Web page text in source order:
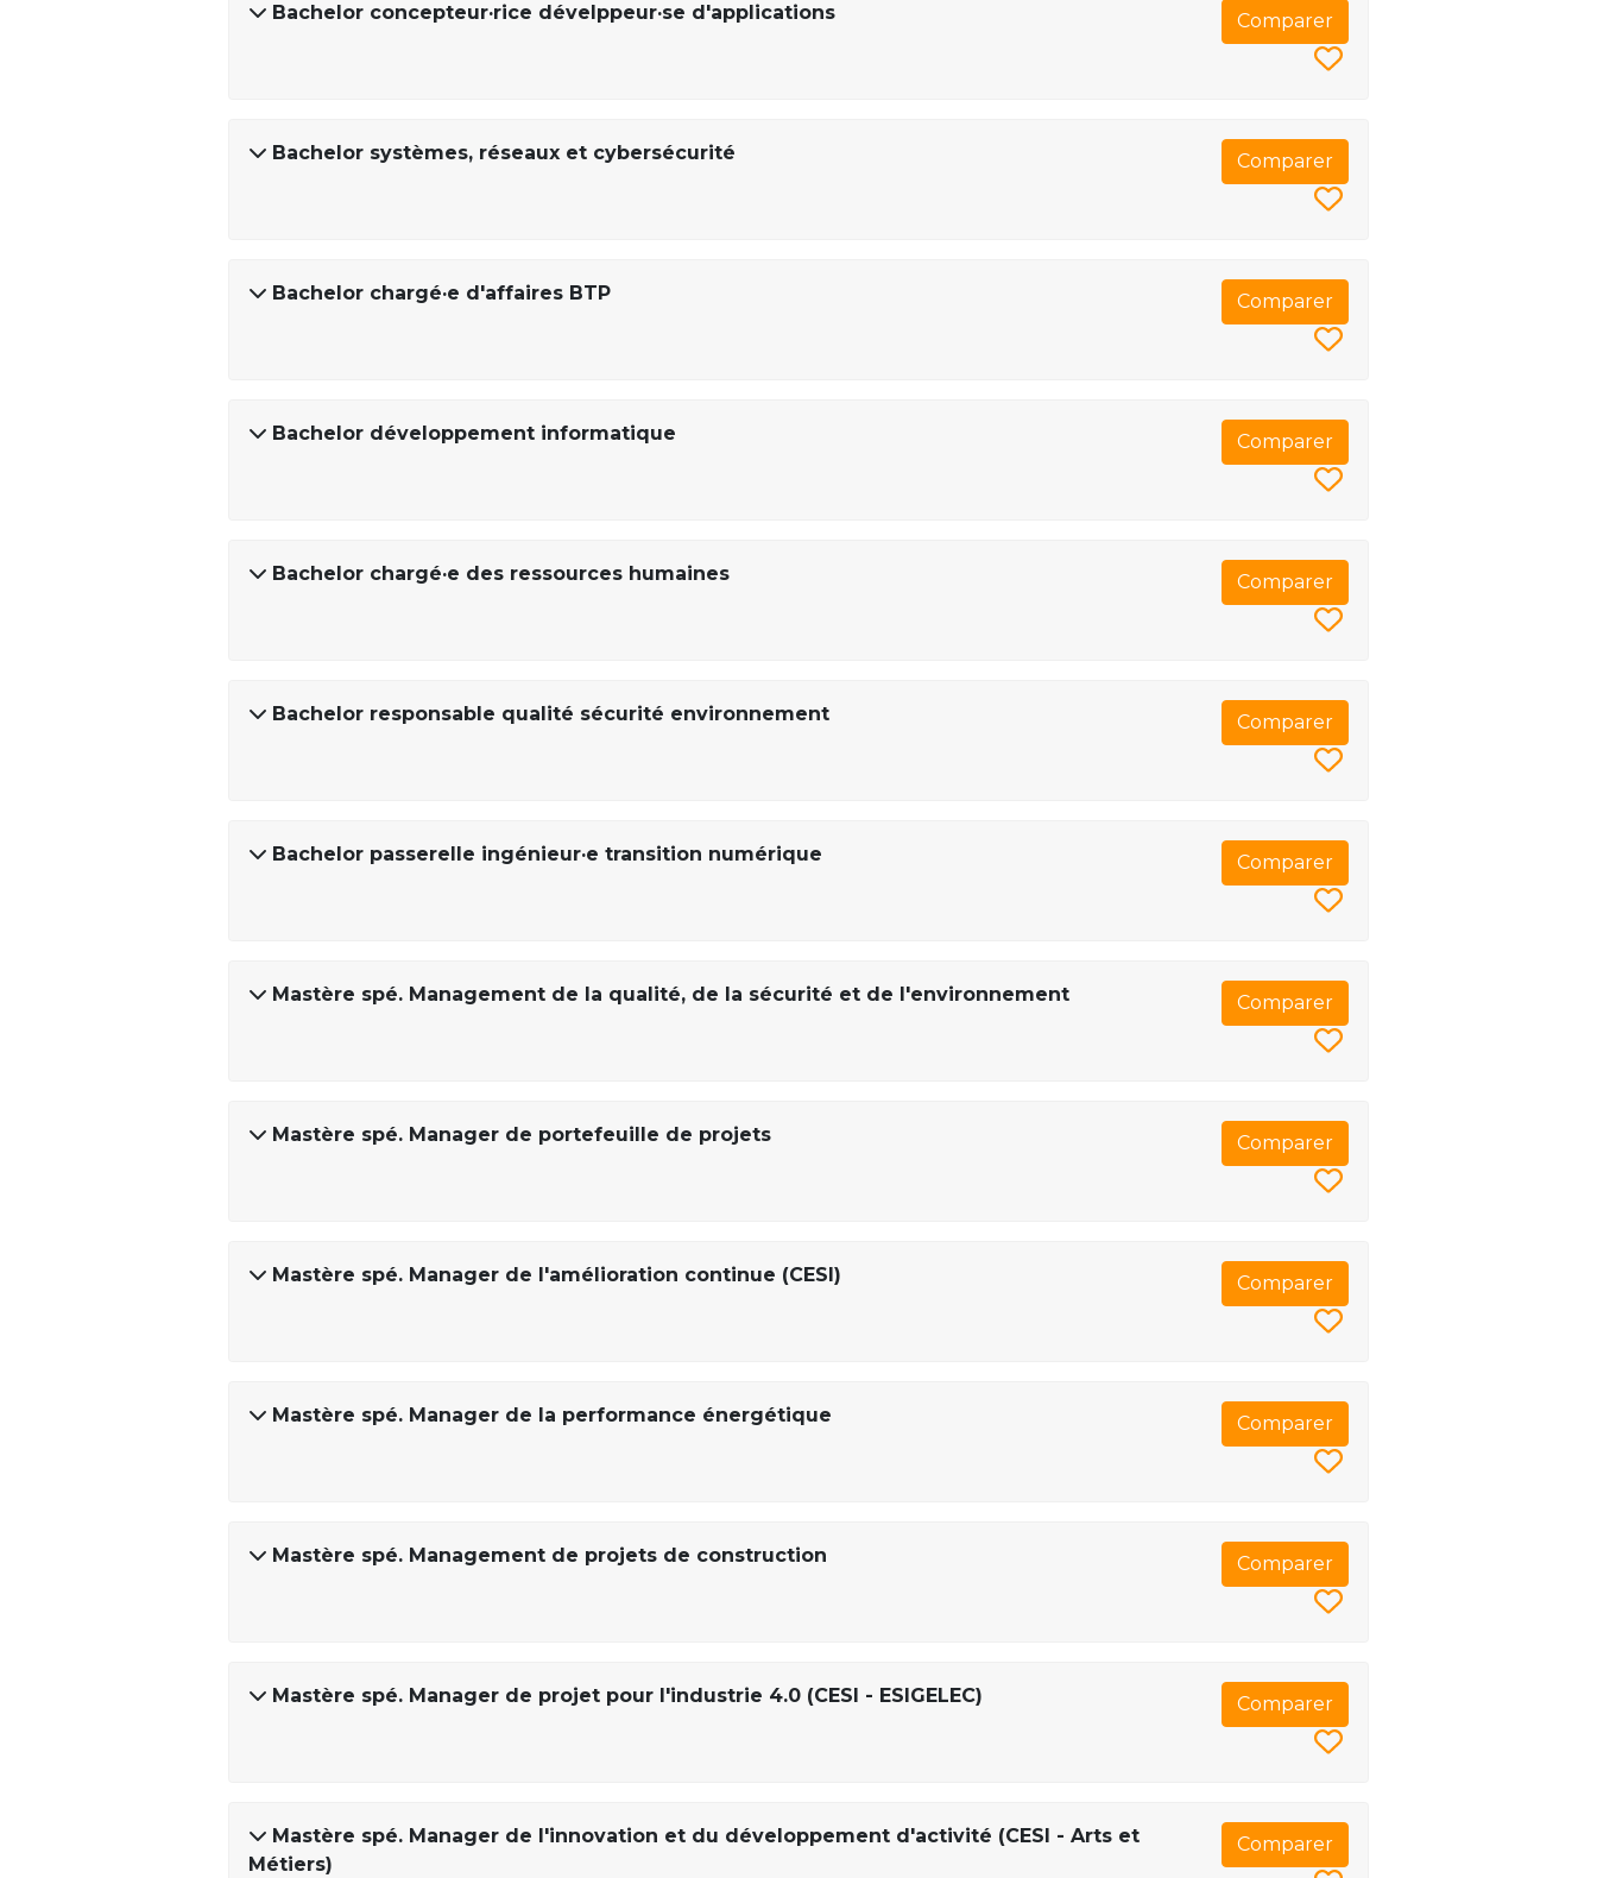
Bachelor concepteur·rice dévelppeur·se d'applications Comparer
Bachelor systèmes, réseaux et cybersécurité Comparer
Bachelor chargé·e d'affaires BTP Comparer
Bachelor développement informatique Comparer
Bachelor chargé·e des ressources humaines Comparer
Bachelor responsable qualité sécurité environnement Comparer
Bachelor passerelle ingénieur·e transition numérique Comparer
Mastère spé. Management de la qualité, de la sécurité et de l'environnement Comparer
Mastère spé. Manager de portefeuille de projets Comparer
Mastère spé. Manager de l'amélioration continue (CESI) Comparer
Mastère spé. Manager de la performance énergétique Comparer
Mastère spé. Management de projets de construction Comparer
Mastère spé. Manager de projet pour l'industrie 4.0 (CESI - ESIGELEC) Comparer
Mastère spé. Manager de l'innovation et du développement d'activité (CESI - Arts et
Métiers)
Comparer